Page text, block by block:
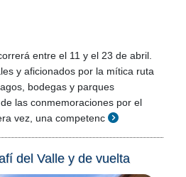
entre el 11 y el 23 de abril.
y aficionados por la mítica ruta
bodegas y parques
las conmemoraciones por el
vez, una competenc
del Valle y de vuelta